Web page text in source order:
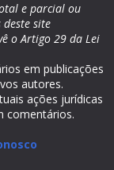
e parcial ou
site
o Artigo 29 da Lei
em publicações
autores.
ações jurídicas
comentários.